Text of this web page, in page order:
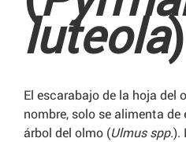
luteola)
El escarabajo de la hoja del
nombre, solo se alimenta
árbol del olmo (Ulmus spp.).